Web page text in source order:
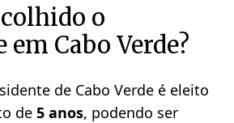
o
Cabo Verde?
de Cabo Verde é eleito
de 5 anos, podendo ser